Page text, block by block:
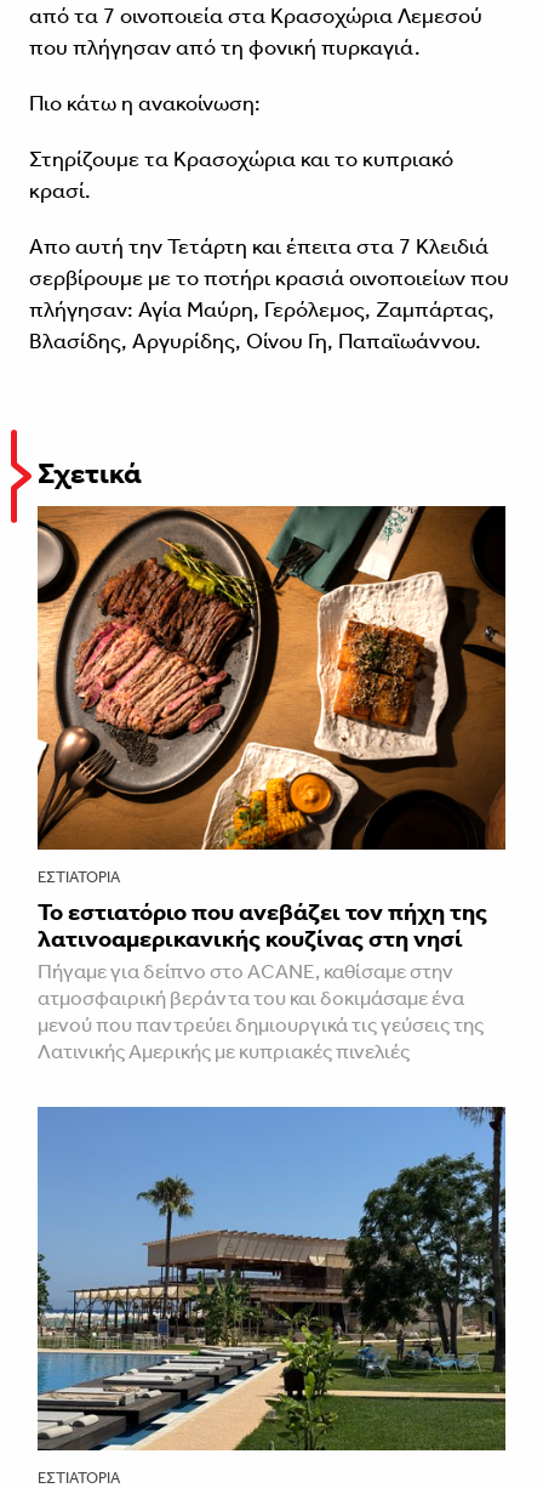
από τα 7 οινοποιεία στα Κρασοχώρια Λεμεσού
που πλήγησαν από τη φονική πυρκαγιά.
Πιο κάτω η ανακοίνωση:
Στηρίζουμε τα Κρασοχώρια και το κυπριακό
κρασί.
Απο αυτή την Τετάρτη και έπειτα στα 7 Κλειδιά
σερβίρουμε με το ποτήρι κρασιά οινοποιείων που
πλήγησαν: Αγία Μαύρη, Γερόλεμος, Ζαμπάρτας,
Βλασίδης, Αργυρίδης, Οίνου Γη, Παπαϊωάννου.
Σχετικά
ΕΣΤΙΑΤΌΡΙΑ
Το εστιατόριο που ανεβάζει τον πήχη της
λατινοαμερικανικής κουζίνας στη νησί
Πήγαμε για δείπνο στο ACANE, καθίσαμε στην
ατμοσφαιρική βεράντα του και δοκιμάσαμε ένα
μενού που παντρεύει δημιουργικά τις γεύσεις της
Λατινικής Αμερικής με κυπριακές πινελιές
ΕΣΤΙΑΤΌΡΙΑ